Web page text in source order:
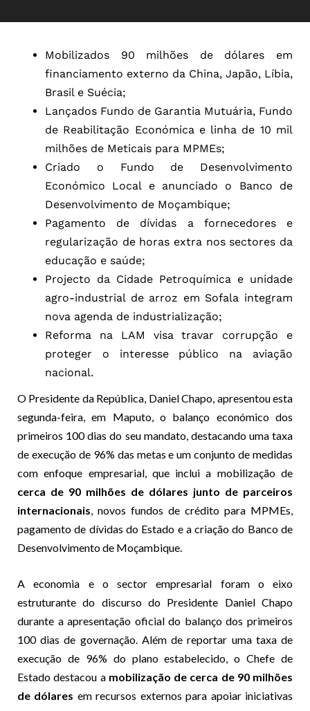
Mobilizados 90 milhões de dólares em
financiamento externo da China, Japão, Líbia,
Brasil e Suécia;
Lançados Fundo de Garantia Mutuária, Fundo
de Reabilitação Económica e linha de 10 mil
milhões de Meticais para MPMEs;
Criado o Fundo de Desenvolvimento
Económico Local e anunciado o Banco de
Desenvolvimento de Moçambique;
Pagamento de dívidas a fornecedores e
regularização de horas extra nos sectores da
educação e saúde;
Projecto da Cidade Petroquímica e unidade
agro-industrial de arroz em Sofala integram
nova agenda de industrialização;
Reforma na LAM visa travar corrupção e
proteger o interesse público na aviação
nacional.
O Presidente da República, Daniel Chapo, apresentou esta
segunda-feira, em Maputo, o balanço económico dos
primeiros 100 dias do seu mandato, destacando uma taxa
de execução de 96% das metas e um conjunto de medidas
com enfoque empresarial, que inclui a mobilização de
cerca de 90 milhões de dólares junto de parceiros
internacionais, novos fundos de crédito para MPMEs,
pagamento de dívidas do Estado e a criação do Banco de
Desenvolvimento de Moçambique.
A economia e o sector empresarial foram o eixo
estruturante do discurso do Presidente Daniel Chapo
durante a apresentação oficial do balanço dos primeiros
100 dias de governação. Além de reportar uma taxa de
execução de 96% do plano estabelecido, o Chefe de
Estado destacou a mobilização de cerca de 90 milhões
de dólares em recursos externos para apoiar iniciativas